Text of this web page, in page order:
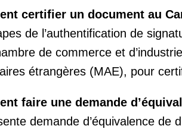
certifier un document au
de l’authentification de
de commerce et
étrangères (MAE), pour
faire une demande
demande d’équivalence de